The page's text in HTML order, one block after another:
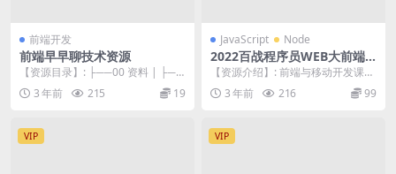
前端开发
前端早早聊技术资源
【资源目录】: ├──00 资料 | ├──
赖晓东-2022-02-19-C36...
3 年前 215 19
JavaScript Node
2022百战程序员WEB大前端
工程师
【资源介绍】: 前端与移动开发课程
主要针对想进入前端开发行业以及
已在前端圈工作想...
3 年前 216 99
VIP VIP